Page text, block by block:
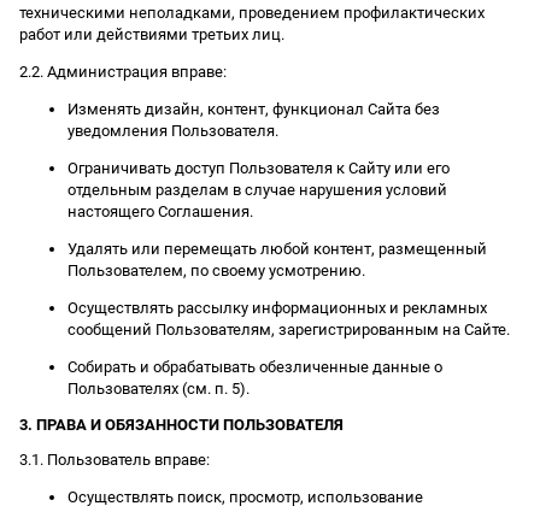
техническими неполадками, проведением профилактических
работ или действиями третьих лиц.
2.2. Администрация вправе:
Изменять дизайн, контент, функционал Сайта без
уведомления Пользователя.
Ограничивать доступ Пользователя к Сайту или его
отдельным разделам в случае нарушения условий
настоящего Соглашения.
Удалять или перемещать любой контент, размещенный
Пользователем, по своему усмотрению.
Осуществлять рассылку информационных и рекламных
сообщений Пользователям, зарегистрированным на Сайте.
Собирать и обрабатывать обезличенные данные о
Пользователях (см. п. 5).
3. ПРАВА И ОБЯЗАННОСТИ ПОЛЬЗОВАТЕЛЯ
3.1. Пользователь вправе:
Осуществлять поиск, просмотр, использование